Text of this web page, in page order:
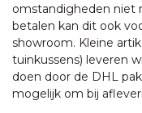
omstandigheden niet
betalen kan dit ook
showroom. Kleine
tuinkussens) leveren
doen door de DHL
mogelijk om bij